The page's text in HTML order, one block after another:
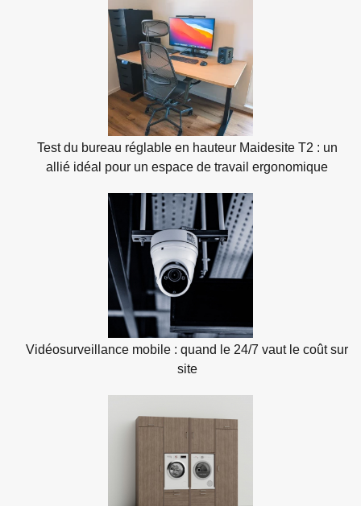
Test du bureau réglable en hauteur Maidesite T2 : un
allié idéal pour un espace de travail ergonomique
Vidéosurveillance mobile : quand le 24/7 vaut le coût sur
site